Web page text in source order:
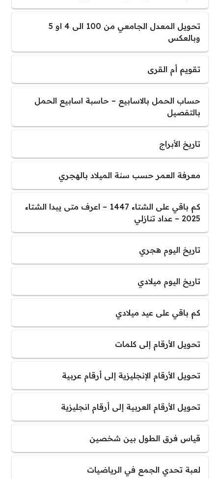
تحويل المعدل الجامعي من 100 الى 4 او 5
وبالعكس
تقويم أم القرى
حساب الحمل بالاسابيع – حاسبة اسابيع الحمل
بالتفصيل
تاريخ الأبراج
معرفة العمر حسب سنة الميلاد بالهجري
كم باقي على الشتاء 1447 – اعرف متى يبدا الشتاء
2025 – عداد تنازلي
تاريخ اليوم هجري
تاريخ اليوم ميلادي
كم باقي على عيد ميلادي
تحويل الأرقام إلى كلمات
تحويل الأرقام الإنجليزية إلى أرقام عربية
تحويل الأرقام العربية إلى أرقام انجليزية
قياس فرق الطول بين شخصين
لعبة تحدي الجمع في الرياضيات